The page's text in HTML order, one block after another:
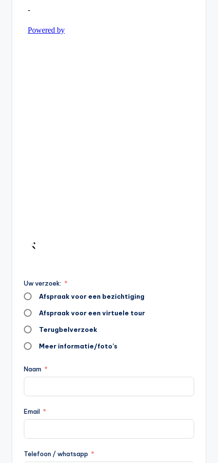
Uw verzoek:
Afspraak voor een bezichtiging
Afspraak voor een virtuele tour
Terugbelverzoek
Meer informatie/foto’s
Naam
Email
Telefoon / whatsapp